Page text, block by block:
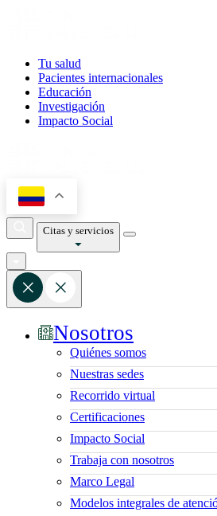
Tu salud
Pacientes internacionales
Educación
Investigación
Impacto Social
Citas y servicios
Nosotros
Quiénes somos
Nuestras sedes
Recorrido virtual
Certificaciones
Impacto Social
Trabaja con nosotros
Marco Legal
Modelos integrales de